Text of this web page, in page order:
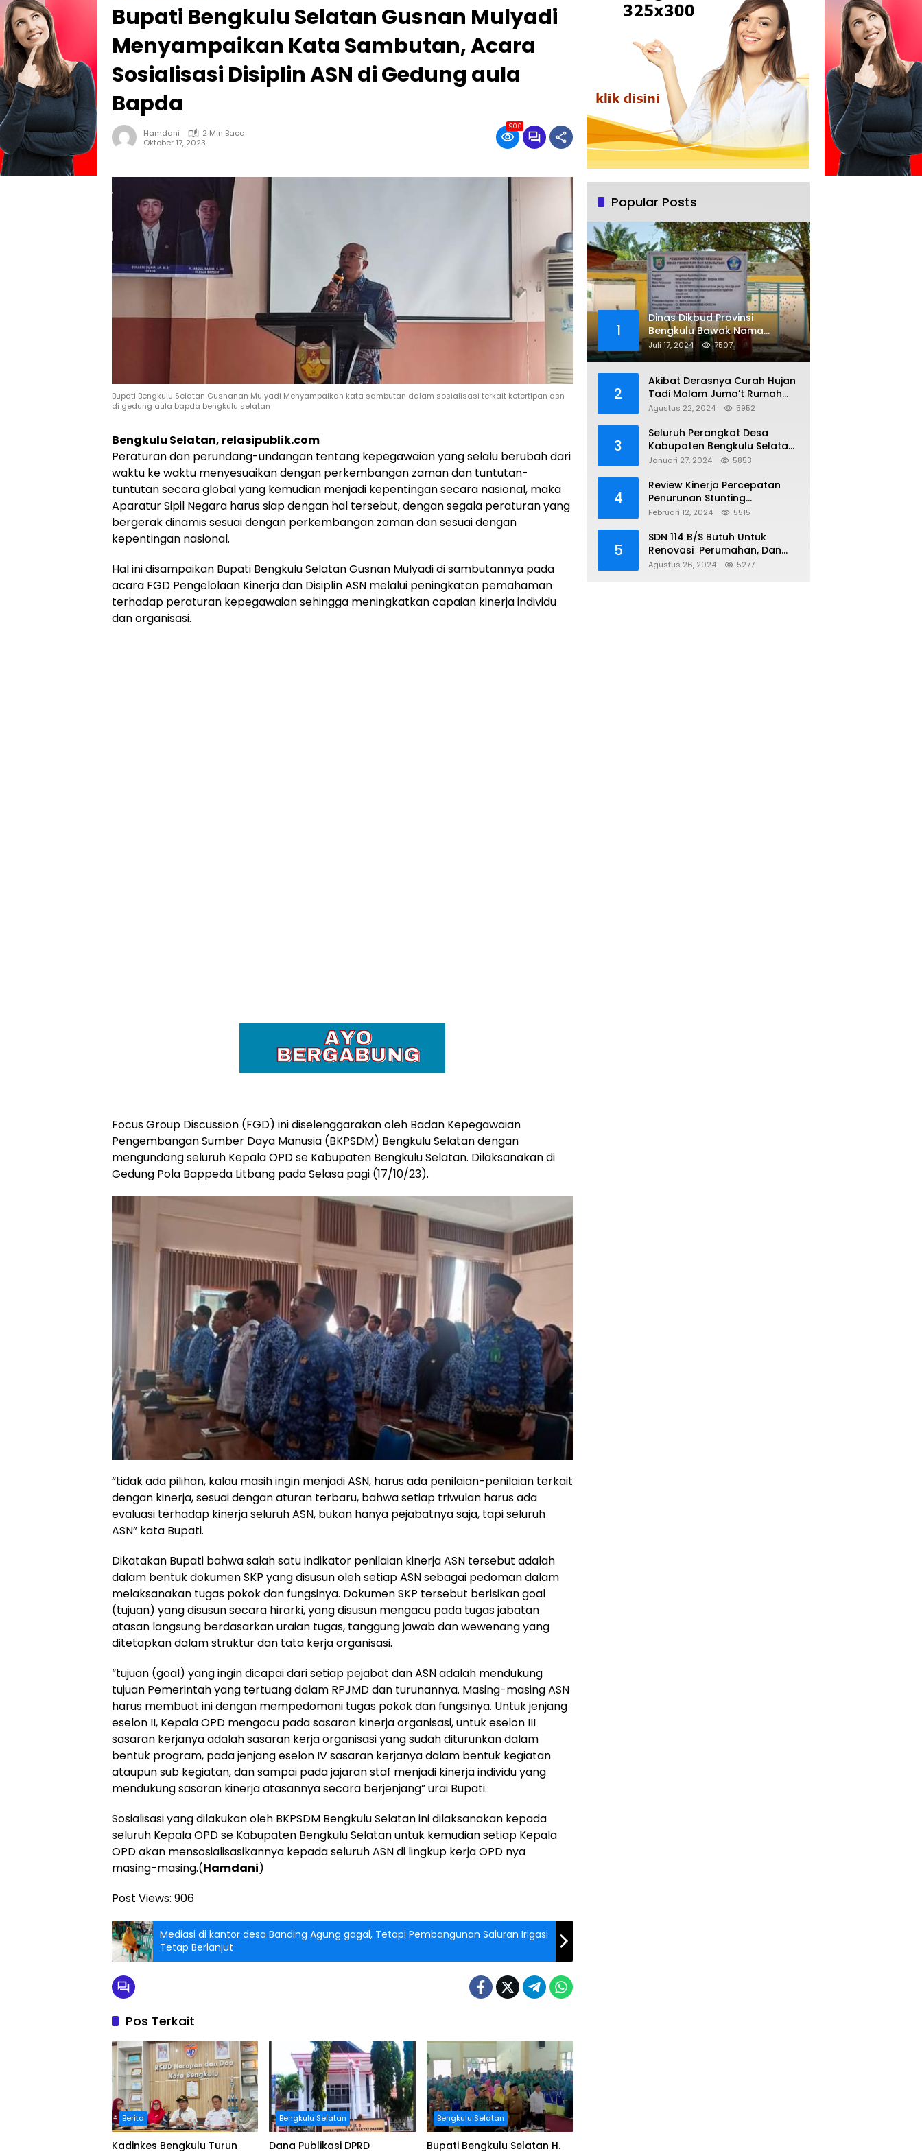
Bupati Bengkulu Selatan Gusnan Mulyadi
Menyampaikan Kata Sambutan, Acara
Sosialisasi Disiplin ASN di Gedung aula
Bapda
Hamdani
2 Min Baca
Oktober 17, 2023
906
Bupati Bengkulu Selatan Gusnanan Mulyadi Menyampaikan kata sambutan dalam sosialisasi terkait ketertipan asn
di gedung aula bapda bengkulu selatan
Bengkulu Selatan, relasipublik.com
Peraturan dan perundang-undangan tentang kepegawaian yang selalu berubah dari
waktu ke waktu menyesuaikan dengan perkembangan zaman dan tuntutan-
tuntutan secara global yang kemudian menjadi kepentingan secara nasional, maka
Aparatur Sipil Negara harus siap dengan hal tersebut, dengan segala peraturan yang
bergerak dinamis sesuai dengan perkembangan zaman dan sesuai dengan
kepentingan nasional.
Hal ini disampaikan Bupati Bengkulu Selatan Gusnan Mulyadi di sambutannya pada
acara FGD Pengelolaan Kinerja dan Disiplin ASN melalui peningkatan pemahaman
terhadap peraturan kepegawaian sehingga meningkatkan capaian kinerja individu
dan organisasi.
Focus Group Discussion (FGD) ini diselenggarakan oleh Badan Kepegawaian
Pengembangan Sumber Daya Manusia (BKPSDM) Bengkulu Selatan dengan
mengundang seluruh Kepala OPD se Kabupaten Bengkulu Selatan. Dilaksanakan di
Gedung Pola Bappeda Litbang pada Selasa pagi (17/10/23).
“tidak ada pilihan, kalau masih ingin menjadi ASN, harus ada penilaian-penilaian terkait
dengan kinerja, sesuai dengan aturan terbaru, bahwa setiap triwulan harus ada
evaluasi terhadap kinerja seluruh ASN, bukan hanya pejabatnya saja, tapi seluruh
ASN” kata Bupati.
Dikatakan Bupati bahwa salah satu indikator penilaian kinerja ASN tersebut adalah
dalam bentuk dokumen SKP yang disusun oleh setiap ASN sebagai pedoman dalam
melaksanakan tugas pokok dan fungsinya. Dokumen SKP tersebut berisikan goal
(tujuan) yang disusun secara hirarki, yang disusun mengacu pada tugas jabatan
atasan langsung berdasarkan uraian tugas, tanggung jawab dan wewenang yang
ditetapkan dalam struktur dan tata kerja organisasi.
“tujuan (goal) yang ingin dicapai dari setiap pejabat dan ASN adalah mendukung
tujuan Pemerintah yang tertuang dalam RPJMD dan turunannya. Masing-masing ASN
harus membuat ini dengan mempedomani tugas pokok dan fungsinya. Untuk jenjang
eselon II, Kepala OPD mengacu pada sasaran kinerja organisasi, untuk eselon III
sasaran kerjanya adalah sasaran kerja organisasi yang sudah diturunkan dalam
bentuk program, pada jenjang eselon IV sasaran kerjanya dalam bentuk kegiatan
ataupun sub kegiatan, dan sampai pada jajaran staf menjadi kinerja individu yang
mendukung sasaran kinerja atasannya secara berjenjang” urai Bupati.
Sosialisasi yang dilakukan oleh BKPSDM Bengkulu Selatan ini dilaksanakan kepada
seluruh Kepala OPD se Kabupaten Bengkulu Selatan untuk kemudian setiap Kepala
OPD akan mensosialisasikannya kepada seluruh ASN di lingkup kerja OPD nya
masing-masing.(Hamdani)
Post Views: 906
Mediasi di kantor desa Banding Agung gagal, Tetapi Pembangunan Saluran Irigasi
Tetap Berlanjut
Pos Terkait
Berita
Kadinkes Bengkulu Turun
Bengkulu Selatan
Dana Publikasi DPRD
Bengkulu Selatan
Bupati Bengkulu Selatan H.
Popular Posts
1
Dinas Dikbud Provinsi
Bengkulu Bawak Nama
Lembaga Kejaksaan Di Obral
Di Papan Nama Proyek, Ada
Juli 17, 2024 7507
2
Akibat Derasnya Curah Hujan
Tadi Malam Juma’t Rumah
Warga Tenggelam Mencapai
Agustus 22, 2024 5952
3
Seluruh Perangkat Desa
Kabupaten Bengkulu Selatan
Telah Terima NIPD
Januari 27, 2024 5853
4
Review Kinerja Percepatan
Penurunan Stunting
Kabupaten Bengkulu Selatan
Februari 12, 2024 5515
5
SDN 114 B/S Butuh Untuk
Renovasi Perumahan, Dan
Sumur, Yang Sudah Tidak
Agustus 26, 2024 5277